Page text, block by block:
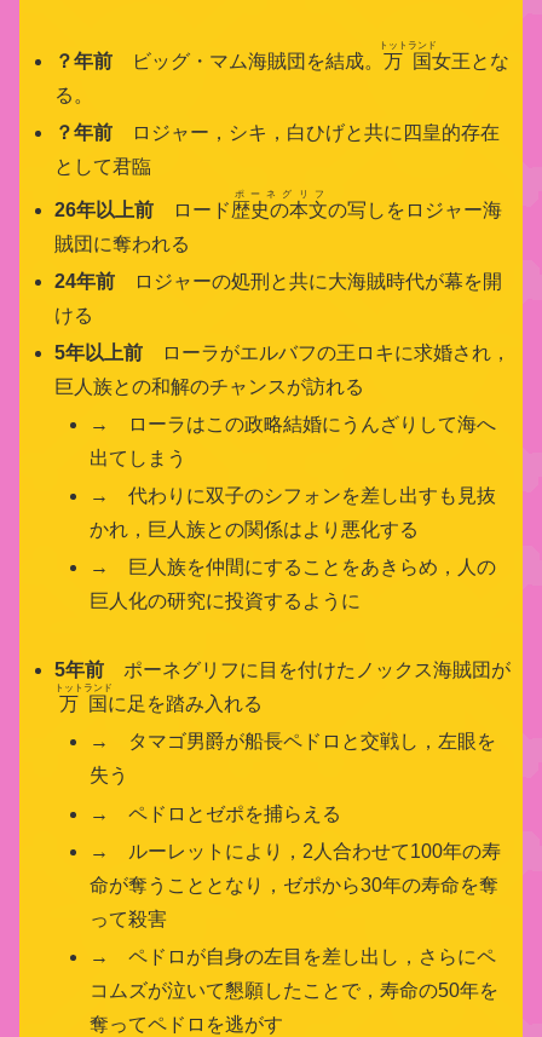
？年前 ビッグ・マム海賊団を結成。万国
トットランド
女王とな
る。
？年前 ロジャー，シキ，白ひげと共に四皇的存在
として君臨
26年以上前 ロード歴史の本文
ポーネグリフ
の写しをロジャー海
賊団に奪われる
24年前
ロジャーの処刑と共に大海賊時代が幕を開
ける
5年以上前 ローラがエルバフの王ロキに求婚され，
巨人族との和解のチャンスが訪れる
→ ローラはこの政略結婚にうんざりして海へ
出てしまう
→ 代わりに双子のシフォンを差し出すも見抜
かれ，巨人族との関係はより悪化する
→ 巨人族を仲間にすることをあきらめ，人の
巨人化の研究に投資するように
5年前 ポーネグリフに目を付けたノックス海賊団が
万国
トットランド
に足を踏み入れる
→ タマゴ男爵が船長ペドロと交戦し，左眼を
失う
→ ペドロとゼポを捕らえる
→ ルーレットにより，2人合わせて100年の寿
命が奪うこととなり，ゼポから30年の寿命を奪
って殺害
→ ペドロが自身の左目を差し出し，さらにペ
コムズが泣いて懇願したことで，寿命の50年を
奪ってペドロを逃がす